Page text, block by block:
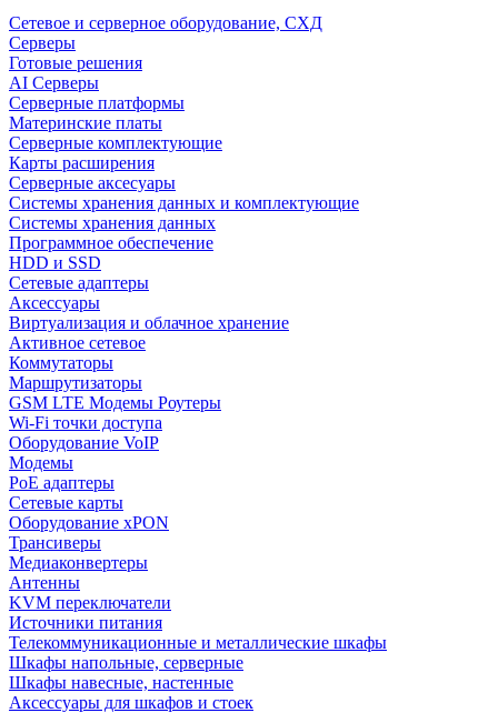
Сетевое и серверное оборудование, СХД
Cерверы
Готовые решения
AI Серверы
Серверные платформы
Материнские платы
Серверные комплектующие
Карты расширения
Серверные аксесуары
Системы хранения данных и комплектующие
Системы хранения данных
Программное обеспечение
HDD и SSD
Сетевые адаптеры
Аксессуары
Виртуализация и облачное хранение
Активное сетевое
Коммутаторы
Маршрутизаторы
GSM LTE Модемы Роутеры
Wi-Fi точки доступа
Оборудование VoIP
Модемы
PoE адаптеры
Сетевые карты
Оборудование xPON
Трансиверы
Медиаконвертеры
Антенны
KVM переключатели
Источники питания
Телекоммуникационные и металлические шкафы
Шкафы напольные, серверные
Шкафы навесные, настенные
Аксессуары для шкафов и стоек